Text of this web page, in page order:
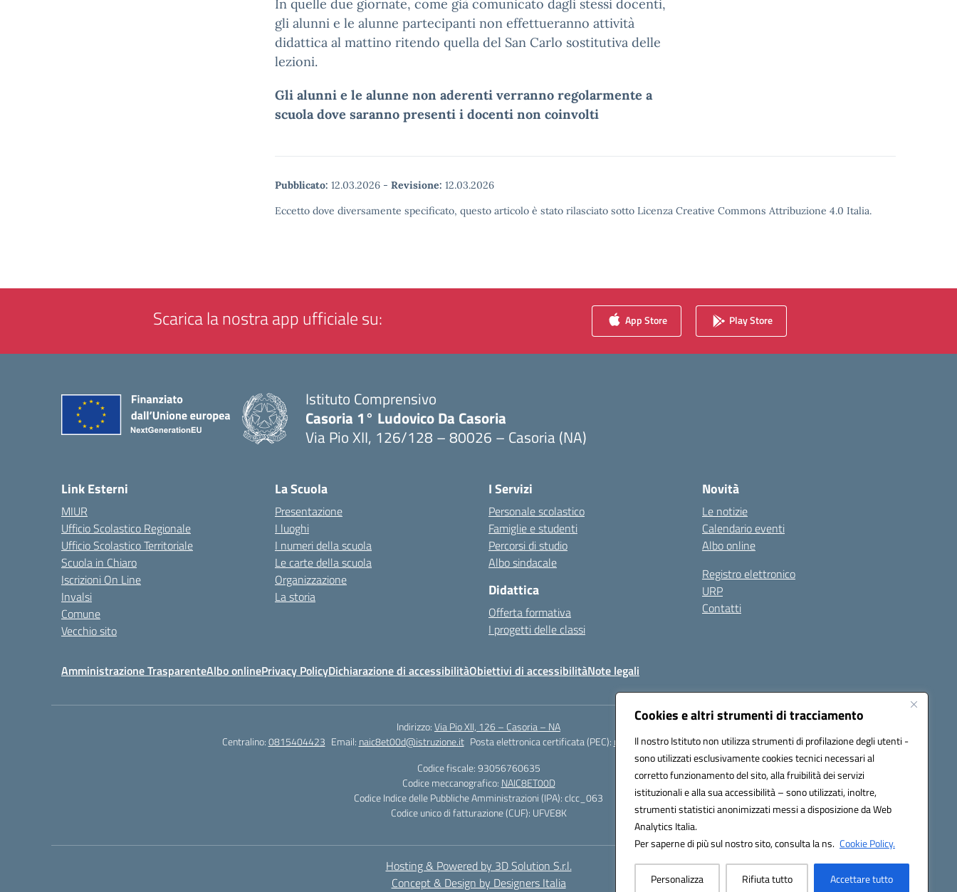
Cookies e altri strumenti di tracciamento
Il nostro Istituto non utilizza strumenti di profilazione degli utenti -
sono utilizzati esclusivamente cookies tecnici necessari al
corretto funzionamento del sito, alla fruibilità dei servizi
istituzionali e alla sua accessibilità – sono utilizzati, inoltre,
strumenti statistici anonimizzati messi a disposizione da Web
Analytics Italia.
Per saperne di più sul nostro sito, consulta la ns. Cookie Policy.
Personalizza Rifiuta tutto Accettare tutto
In quelle due giornate, come già comunicato dagli stessi docenti,
gli alunni e le alunne partecipanti non effettueranno attività
didattica al mattino ritendo quella del San Carlo sostitutiva delle
lezioni.
Gli alunni e le alunne non aderenti verranno regolarmente a
scuola dove saranno presenti i docenti non coinvolti
Pubblicato: 12.03.2026 - Revisione: 12.03.2026
Eccetto dove diversamente specificato, questo articolo è stato rilasciato sotto Licenza Creative Commons Attribuzione 4.0 Italia.
Scarica la nostra app ufficiale su: App Store Play Store
Istituto Comprensivo
Casoria 1° Ludovico Da Casoria
Via Pio XII, 126/128 – 80026 – Casoria (NA)
Link Esterni
MIUR
Ufficio Scolastico Regionale
Ufficio Scolastico Territoriale
Scuola in Chiaro
Iscrizioni On Line
Invalsi
Comune
Vecchio sito
La Scuola
Presentazione
I luoghi
I numeri della scuola
Le carte della scuola
Organizzazione
La storia
I Servizi
Personale scolastico
Famiglie e studenti
Percorsi di studio
Albo sindacale
Didattica
Offerta formativa
I progetti delle classi
Novità
Le notizie
Calendario eventi
Albo online
Registro elettronico
URP
Contatti
Amministrazione TrasparenteAlbo onlinePrivacy PolicyDichiarazione di accessibilitàObiettivi di accessibilitàNote legali
Indirizzo:Via Pio XII, 126 – Casoria – NA
Centralino:0815404423 Email: naic8et00d@istruzione.it Posta elettronica certificata (PEC): naic8et00d@pec.istruzione.it
Codice fiscale: 93056760635
Codice meccanografico: NAIC8ET00D
Codice Indice delle Pubbliche Amministrazioni (IPA): clcc_063
Codice unico di fatturazione (CUF): UFVE8K
Hosting & Powered by 3D Solution S.r.l.
Concept & Design by Designers Italia